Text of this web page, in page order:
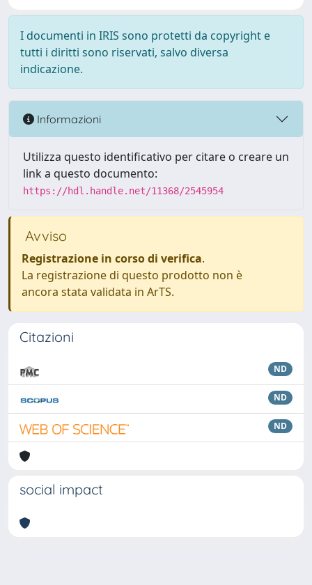
I documenti in IRIS sono protetti da copyright e
tutti i diritti sono riservati, salvo diversa
indicazione.
Informazioni
Utilizza questo identificativo per citare o creare un
link a questo documento:
https://hdl.handle.net/11368/2545954
Avviso
Registrazione in corso di verifica.
La registrazione di questo prodotto non è
ancora stata validata in ArTS.
Citazioni
ND
ND
ND
social impact